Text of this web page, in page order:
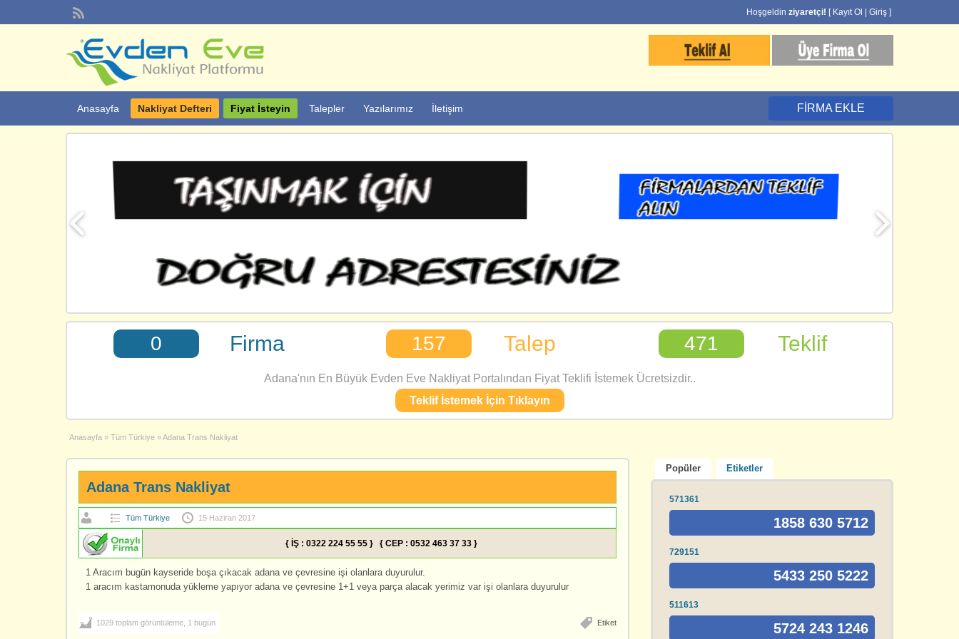
Hoşgeldin ziyaretçi! [ Kayıt Ol Giriş ]
Anasayfa Nakliyat Defteri Fiyat İsteyin Talepler Yazılarımız İletişim FIRMA EKLE
0 Firma 157 Talep 471 Teklif
Adana'nın En Büyük Evden Eve Nakliyat Portalından Fiyat Teklifi İstemek Ücretsizdir..
Teklif İstemek İçin Tıklayın
Anasayfa » Tüm Türkiye »Adana Trans Nakliyat
Adana Trans Nakliyat
Tüm Türkiye 15 Haziran 2017
{ İŞ : 0322 224 55 55 } { CEP : 0532 463 37 33 }
1 Aracım bugün kayseride boşa çıkacak adana ve çevresine işi olanlara duyurulur.
1 aracım kastamonuda yükleme yapıyor adana ve çevresine 1+1 veya parça alacak yerimiz var işi olanlara duyurulur
Etiket
1029 toplam görüntüleme, 1 bugün
Popüler Etiketler
571361
1858 630 5712
729151
5433 250 5222
511613
5724 243 1246